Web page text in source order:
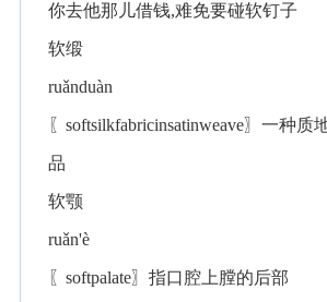
你去他那儿借钱,难免要碰软钉子
软缎
ruǎnduàn
〖softsilkfabricinsatinweave〗一种
品
软颚
ruǎn'è
〖softpalate〗指口腔上膛的后部